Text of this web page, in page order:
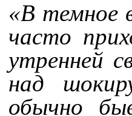
«В темное
часто
утренней
над
обычно